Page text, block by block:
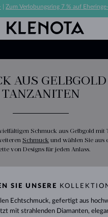
Zum Verlobungsring 7 % auf
AUS
TANZANITEN
Schmuck aus Gelbgold mit
Schmuck und wählen Sie aus
von Designs für jeden Anlass.
SIE UNSERE
Echtschmuck, gefertigt aus
mit strahlenden Diamanten,